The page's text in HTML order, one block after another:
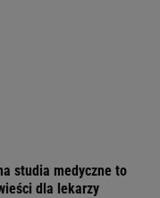
studia medyczne to
dla lekarzy